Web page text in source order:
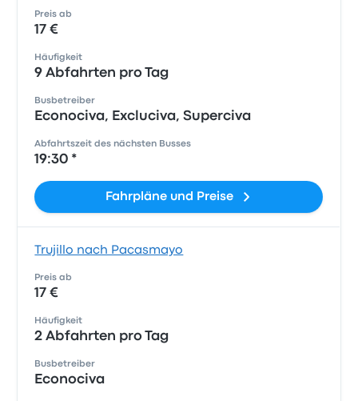
Preis ab
17 €
Häufigkeit
9 Abfahrten pro Tag
Busbetreiber
Econociva, Excluciva, Superciva
Abfahrtszeit des nächsten Busses
19:30 *
Fahrpläne und Preise
Trujillo nach Pacasmayo
Preis ab
17 €
Häufigkeit
2 Abfahrten pro Tag
Busbetreiber
Econociva